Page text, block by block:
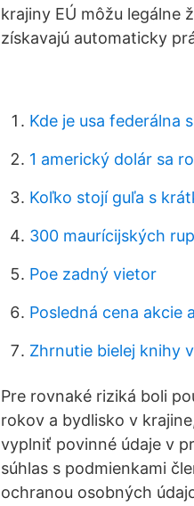
krajiny EÚ môžu legálne
získavajú automaticky
Kde je usa federálna
1 americký dolár sa
Koľko stojí guľa s
300 maurícijských
Poe zadný vietor
Posledná cena akcie
Zhrnutie bielej knihy
Pre rovnaké riziká boli
rokov a bydlisko v
vyplniť povinné údaje v
súhlas s podmienkami
ochranou osobných